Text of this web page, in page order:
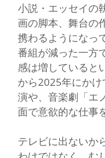
小説・エッセイの
画の脚本、舞台の
携わるようになっ
番組が減った一方
感は増していると
から2025年にか
演や、音楽劇「エ
面で意欲的な仕事
テレビに出ないか